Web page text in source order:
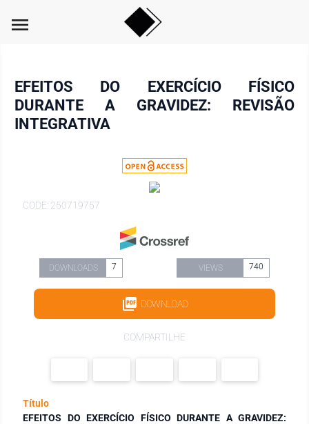
menu
EFEITOS DO EXERCÍCIO FÍSICO
DURANTE A GRAVIDEZ: REVISÃO
INTEGRATIVA
CODE: 250719757
DOWNLOADS 7 VIEWS 740
DOWNLOAD
COMPARTILHE
Título
EFEITOS DO EXERCÍCIO FÍSICO DURANTE A GRAVIDEZ: